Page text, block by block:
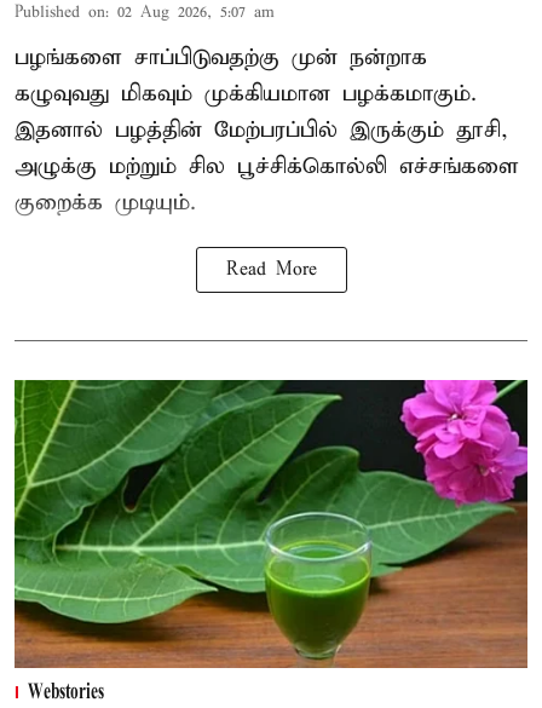
Published on: 02 Aug 2026, 5:07 am
பழங்களை சாப்பிடுவதற்கு முன் நன்றாக
கழுவுவது மிகவும் முக்கியமான பழக்கமாகும்.
இதனால் பழத்தின் மேற்பரப்பில் இருக்கும் தூசி,
அழுக்கு மற்றும் சில பூச்சிக்கொல்லி எச்சங்களை
குறைக்க முடியும்.
Read More
Webstories